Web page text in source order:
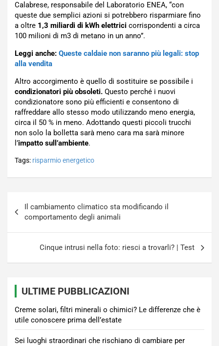
Calabrese, responsabile del Laboratorio ENEA, “con
queste due semplici azioni si potrebbero risparmiare fino
a oltre 1,3 miliardi di kWh elettrici corrispondenti a circa
100 milioni di m3 di metano in un anno”.
Leggi anche: Queste caldaie non saranno più legali: stop
alla vendita
Altro accorgimento è quello di sostituire se possibile i
condizionatori più obsoleti. Questo perché i nuovi
condizionatore sono più efficienti e consentono di
raffreddare allo stesso modo utilizzando meno energia,
circa il 50 % in meno. Adottando questi piccoli trucchi
non solo la bolletta sarà meno cara ma sarà minore
l’impatto sull’ambiente.
Tags: risparmio energetico
articoli
Il cambiamento climatico sta modificando il
comportamento degli animali
Cinque intrusi nella foto: riesci a trovarli? | Test
ULTIME PUBBLICAZIONI
Creme solari, filtri minerali o chimici? Le differenze che è
utile conoscere prima dell’estate
Sei luoghi straordinari che rischiano di cambiare per